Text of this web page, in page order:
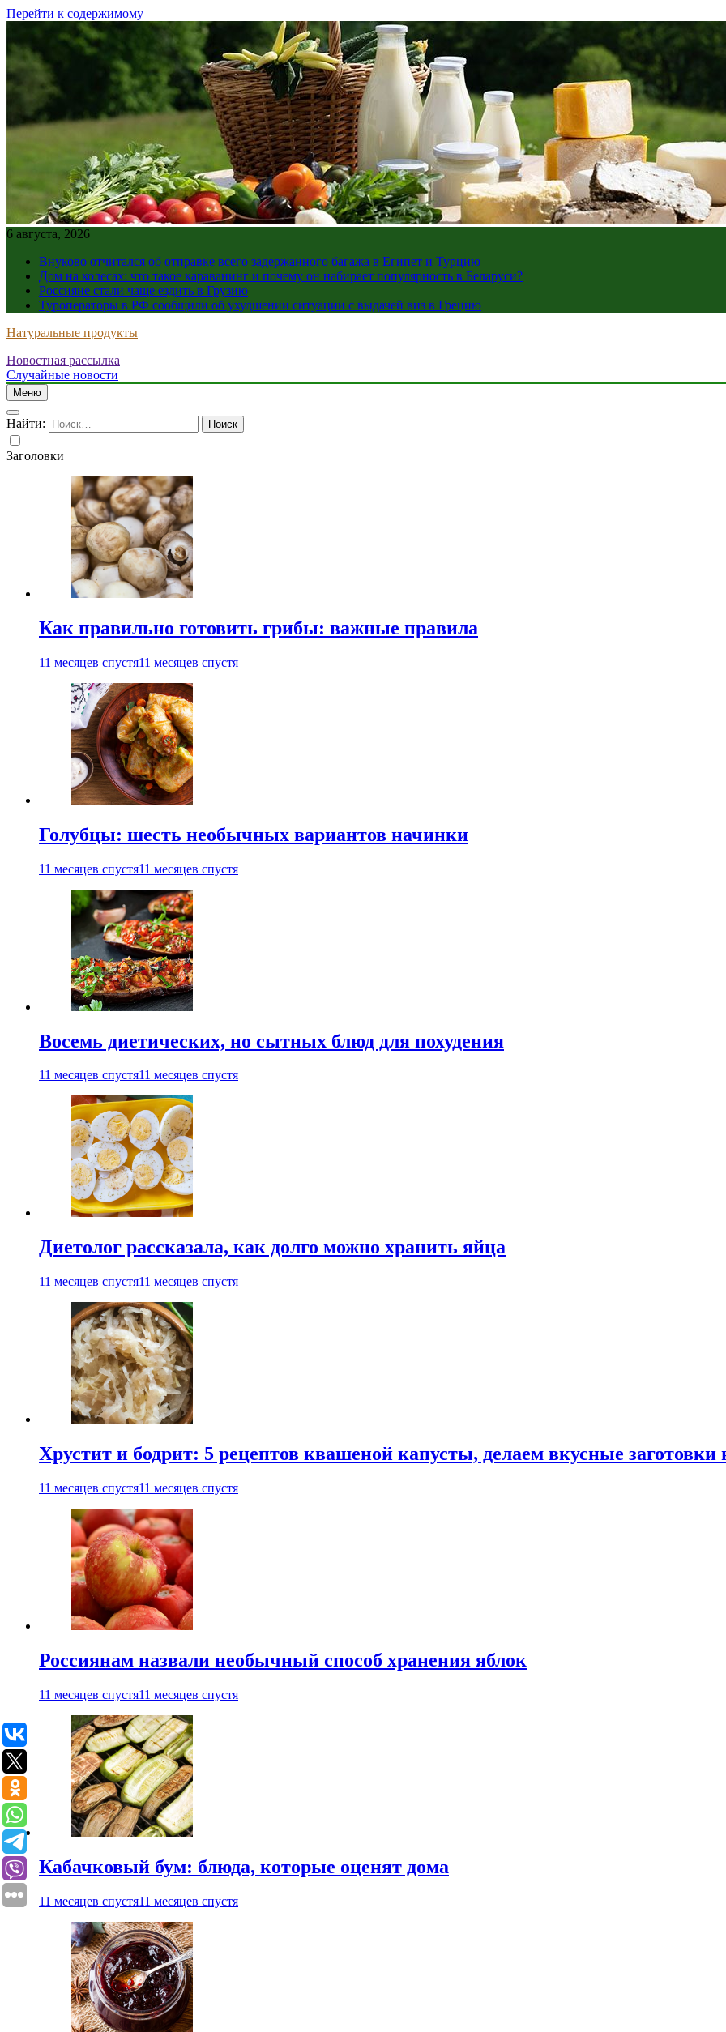
Перейти к содержимому
6 августа, 2026
Внуково отчитался об отправке всего задержанного багажа в Египет и Турцию
Дом на колесах: что такое караванинг и почему он набирает популярность в Беларуси?
Россияне стали чаще ездить в Грузию
Туроператоры в РФ сообщили об ухудшении ситуации с выдачей виз в Грецию
Натуральные продукты
Новостная рассылка
Случайные новости
Меню
Найти:
Заголовки
Как правильно готовить грибы: важные правила
11 месяцев спустя11 месяцев спустя
Голубцы: шесть необычных вариантов начинки
11 месяцев спустя11 месяцев спустя
Восемь диетических, но сытных блюд для похудения
11 месяцев спустя11 месяцев спустя
Диетолог рассказала, как долго можно хранить яйца
11 месяцев спустя11 месяцев спустя
Хрустит и бодрит: 5 рецептов квашеной капусты, делаем вкусные заготовки
11 месяцев спустя11 месяцев спустя
Россиянам назвали необычный способ хранения яблок
11 месяцев спустя11 месяцев спустя
Кабачковый бум: блюда, которые оценят дома
11 месяцев спустя11 месяцев спустя